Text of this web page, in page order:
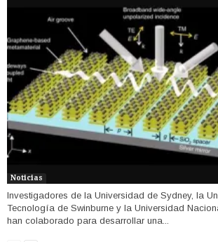
Noticias
Investigadores de la Universidad de Sydney, la
Tecnología de Swinburne y la Universidad
han colaborado para desarrollar una...